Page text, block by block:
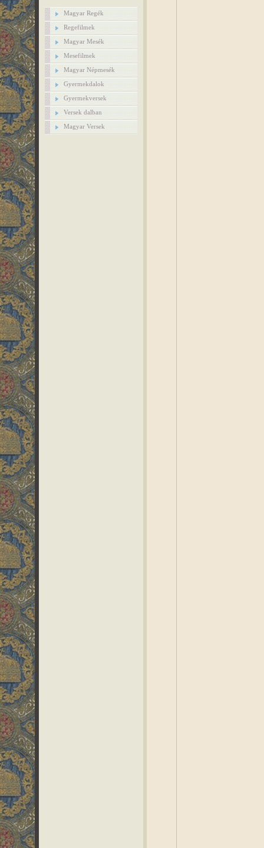
Magyar Regék
Regefilmek
Magyar Mesék
Mesefilmek
Magyar Népmesék
Gyermekdalok
Gyermekversek
Versek dalban
Magyar Versek